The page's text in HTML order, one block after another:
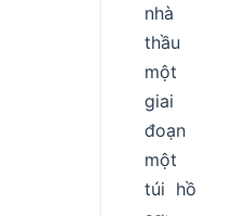
nhà
thầu
một
giai
đoạn
một
túi hồ